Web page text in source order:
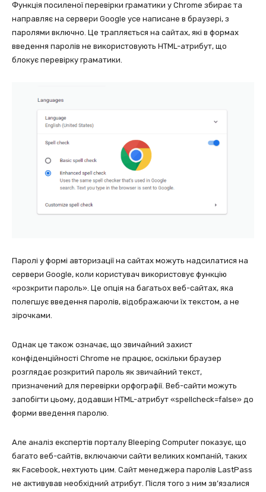
Функція посиленої перевірки граматики у Chrome збирає та
направляє на сервери Google усе написане в браузері, з
паролями включно. Це трапляється на сайтах, які в формах
введення паролів не використовують HTML-атрибут, що
блокує перевірку граматики.
Паролі у формі авторизації на сайтах можуть надсилатися на
сервери Google, коли користувач використовує функцію
«розкрити пароль». Це опція на багатьох веб-сайтах, яка
полегшує введення паролів, відображаючи їх текстом, а не
зірочками.
Однак це також означає, що звичайний захист
конфіденційності Chrome не працює, оскільки браузер
розглядає розкритий пароль як звичайний текст,
призначений для перевірки орфографії. Веб-сайти можуть
запобігти цьому, додавши HTML-атрибут «spellcheck=false» до
форми введення паролю.
Але аналіз експертів порталу Bleeping Computer показує, що
багато веб-сайтів, включаючи сайти великих компаній, таких
як Facebook, нехтують цим. Сайт менеджера паролів LastPass
не активував необхідний атрибут. Після того з ним зв’язалися